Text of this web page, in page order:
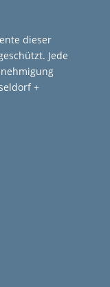
dieser
Jede
+